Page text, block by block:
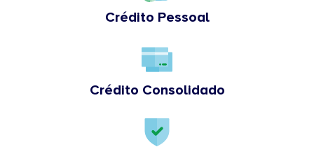
Crédito Pessoal
Crédito Consolidado